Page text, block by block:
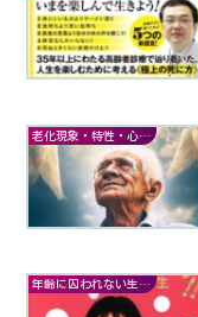
老化現象・特性・心理など
年齢に囚われない生き方